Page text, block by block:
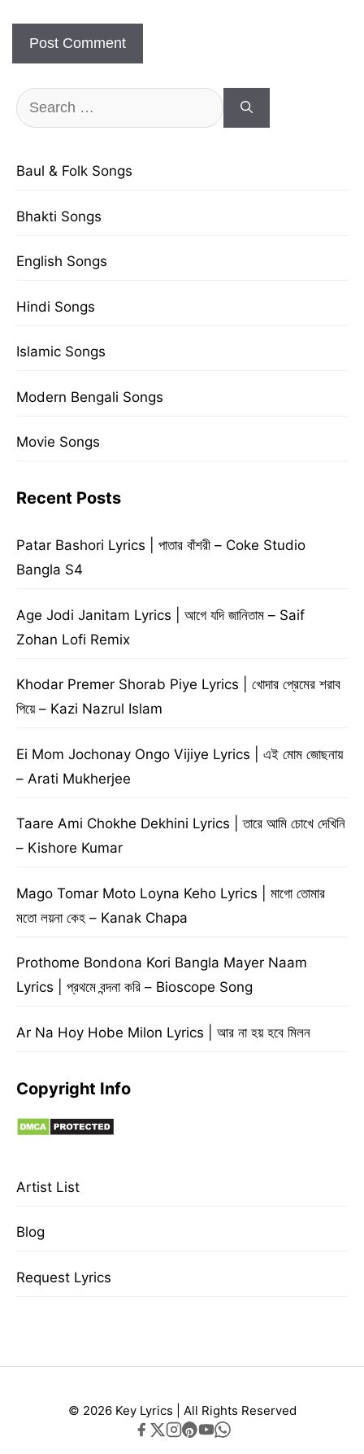
Search
for:
Baul & Folk Songs
Bhakti Songs
English Songs
Hindi Songs
Islamic Songs
Modern Bengali Songs
Movie Songs
Recent Posts
Patar Bashori Lyrics | পাতার বাঁশরী – Coke Studio
Bangla S4
Age Jodi Janitam Lyrics | আগে যদি জানিতাম – Saif
Zohan Lofi Remix
Khodar Premer Shorab Piye Lyrics | খোদার প্রেমের শরাব
পিয়ে – Kazi Nazrul Islam
Ei Mom Jochonay Ongo Vijiye Lyrics | এই মোম জোছনায়
– Arati Mukherjee
Taare Ami Chokhe Dekhini Lyrics | তারে আমি চোখে দেখিনি
– Kishore Kumar
Mago Tomar Moto Loyna Keho Lyrics | মাগো তোমার
মতো লয়না কেহ – Kanak Chapa
Prothome Bondona Kori Bangla Mayer Naam
Lyrics | প্রথমে বন্দনা করি – Bioscope Song
Ar Na Hoy Hobe Milon Lyrics | আর না হয় হবে মিলন
Copyright Info
Artist List
Blog
Request Lyrics
© 2026 Key Lyrics | All Rights Reserved